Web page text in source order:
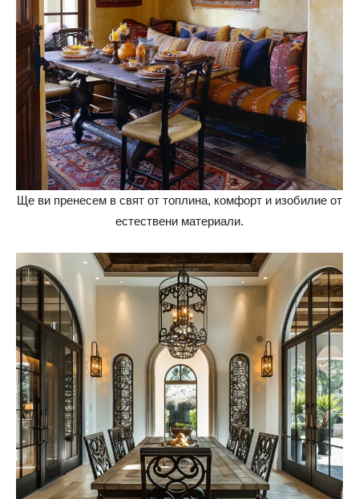
Ще ви пренесем в свят от топлина, комфорт и изобилие от
естествени материали.